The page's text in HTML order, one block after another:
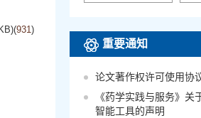
(931)
重要通知
论文著作权许可使用协
《药学实践与服务》关
智能工具的声明